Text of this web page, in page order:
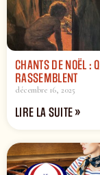
CHANTS DE NOËL :
RASSEMBLENT
décembre 16, 2025
LIRE LA SUITE »